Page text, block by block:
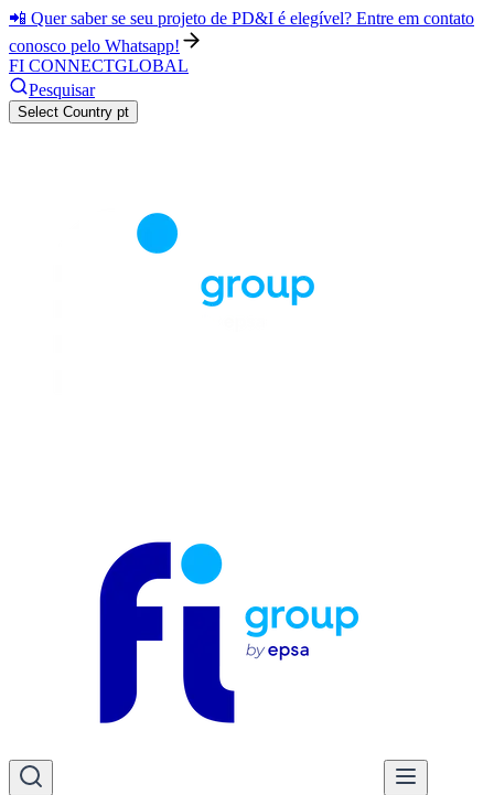
📲 Quer saber se seu projeto de PD&I é elegível? Entre em contato
conosco pelo Whatsapp!
FI CONNECTGLOBAL
Pesquisar
Select Country pt